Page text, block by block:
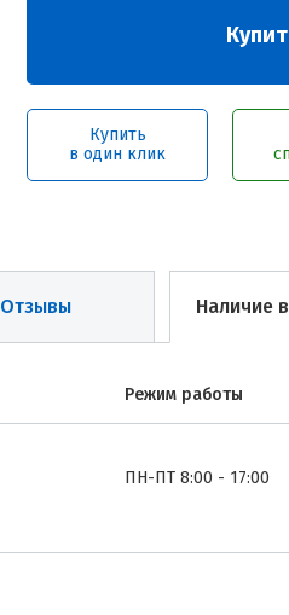
Купить
в один клик
Отзывы Наличие
Режим работы
ПН-ПТ 8:00 - 17:00